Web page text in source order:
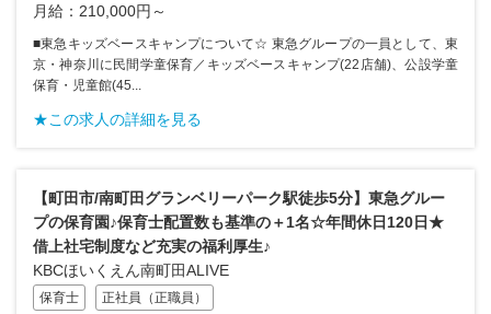
月給：210,000円～
■東急キッズベースキャンプについて☆ 東急グループの一員として、東
京・神奈川に民間学童保育／キッズベースキャンプ(22店舗)、公設学童
保育・児童館(45...
★この求人の詳細を見る
【町田市/南町田グランベリーパーク駅徒歩5分】東急グルー
プの保育園♪保育士配置数も基準の＋1名☆年間休日120日★
借上社宅制度など充実の福利厚生♪
KBCほいくえん南町田ALIVE
保育士 正社員（正職員）